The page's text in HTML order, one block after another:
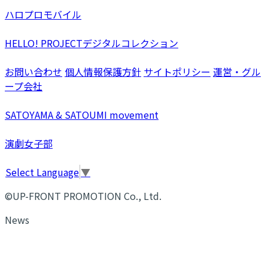
ハロプロモバイル
HELLO! PROJECTデジタルコレクション
お問い合わせ 個人情報保護方針 サイトポリシー 運営・グル
ープ会社
SATOYAMA & SATOUMI movement
演劇女子部
Select Language▼
©UP-FRONT PROMOTION Co., Ltd.
News